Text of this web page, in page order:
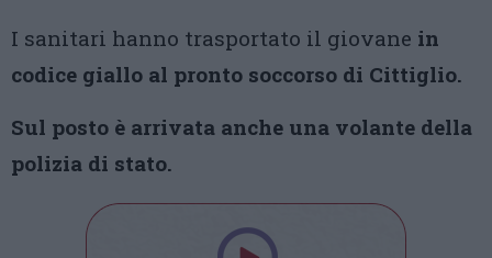
I sanitari hanno trasportato il giovane in
codice giallo al pronto soccorso di Cittiglio.
Sul posto è arrivata anche una volante della
polizia di stato.